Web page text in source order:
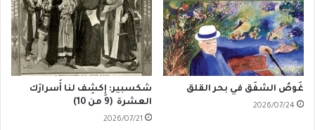
غَوصُ الشفَق في بحر القلق
2026/07/24
شكسبير: إِكشِف لنا أَسرارَك
العشرة (9 من 10)
2026/07/21